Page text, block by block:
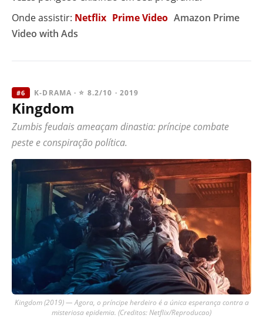
Onde assistir: Netflix Prime Video Amazon Prime
Video with Ads
#6 K-DRAMA · ⭐ 8.2/10 · 2019
Kingdom
Zumbis feudais ameaçam dinastia: príncipe combate
peste e conspiração política.
Kingdom (2019) — Agora, o príncipe herdeiro é a única esperança contra a
misteriosa epidemia. (Creditos: Netflix/Reproducao)